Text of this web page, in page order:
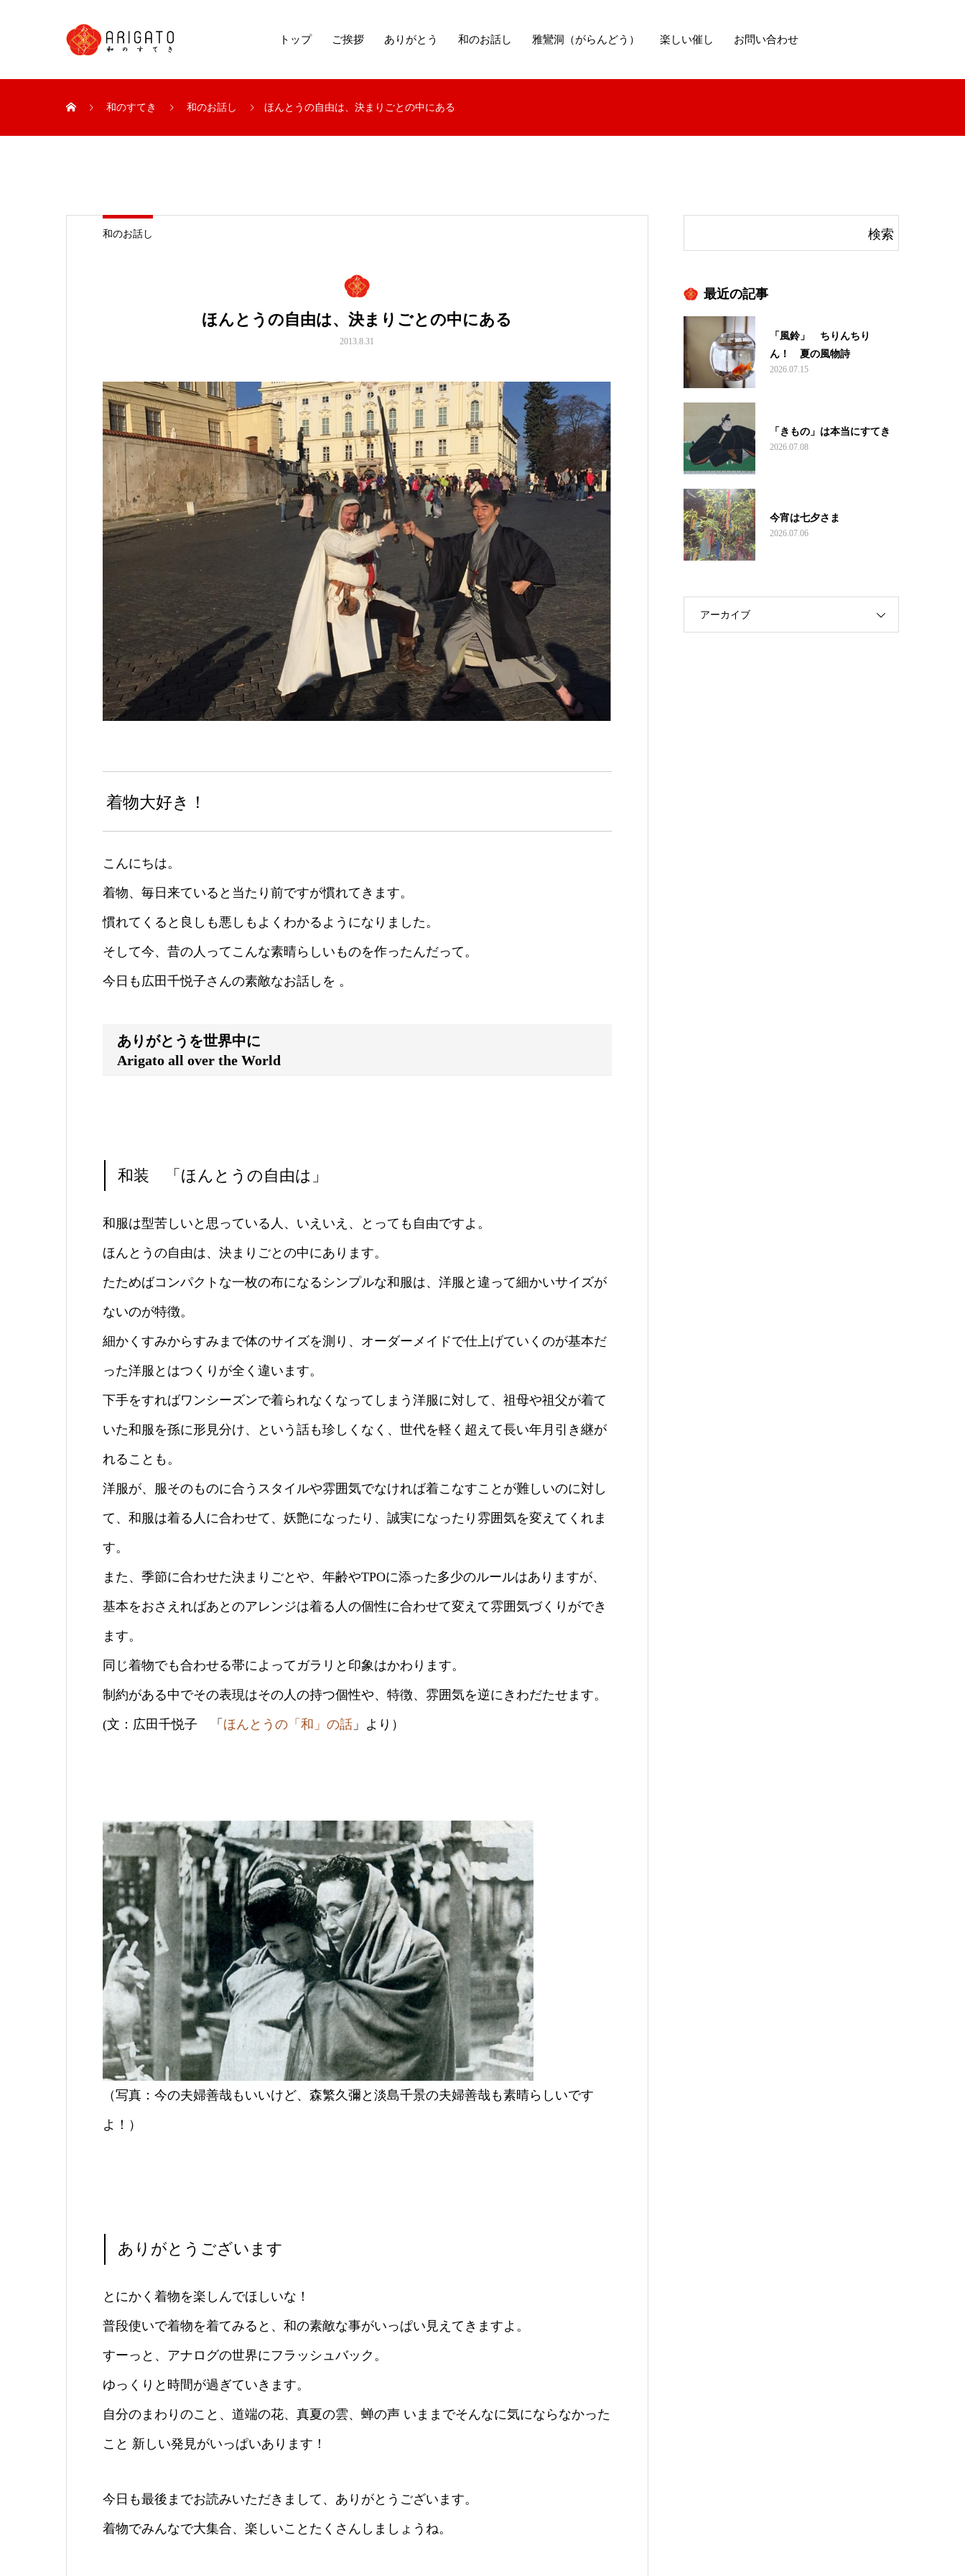
トップ ご挨拶 ありがとう 和のお話し 雅鸞洞（がらんどう） 楽しい催し お問い合わせ
和のすてき 和のお話し ほんとうの自由は、決まりごとの中にある
和のお話し
ほんとうの自由は、決まりごとの中にある
2013.8.31
着物大好き！
こんにちは。
着物、毎日来ていると当たり前ですが慣れてきます。
慣れてくると良しも悪しもよくわかるようになりました。
そして今、昔の人ってこんな素晴らしいものを作ったんだって。
今日も広田千悦子さんの素敵なお話しを 。
ありがとうを世界中に
Arigato all over the World
和装 「ほんとうの自由は」
和服は型苦しいと思っている人、いえいえ、とっても自由ですよ。
ほんとうの自由は、決まりごとの中にあります。
たためばコンパクトな一枚の布になるシンプルな和服は、洋服と違って細かいサイズが
ないのが特徴。
細かくすみからすみまで体のサイズを測り、オーダーメイドで仕上げていくのが基本だ
った洋服とはつくりが全く違います。
下手をすればワンシーズンで着られなくなってしまう洋服に対して、祖母や祖父が着て
いた和服を孫に形見分け、という話も珍しくなく、世代を軽く超えて長い年月引き継が
れることも。
洋服が、服そのものに合うスタイルや雰囲気でなければ着こなすことが難しいのに対し
て、和服は着る人に合わせて、妖艶になったり、誠実になったり雰囲気を変えてくれま
す。
また、季節に合わせた決まりごとや、年齢やTPOに添った多少のルールはありますが、
基本をおさえればあとのアレンジは着る人の個性に合わせて変えて雰囲気づくりができ
ます。
同じ着物でも合わせる帯によってガラリと印象はかわります。
制約がある中でその表現はその人の持つ個性や、特徴、雰囲気を逆にきわだたせます。
(文：広田千悦子 「 ほんとうの「和」の話 」より）
（写真：今の夫婦善哉もいいけど、森繁久彌と淡島千景の夫婦善哉も素晴らしいです
よ！）
ありがとうございます
とにかく着物を楽しんでほしいな！
普段使いで着物を着てみると、和の素敵な事がいっぱい見えてきますよ。
すーっと、アナログの世界にフラッシュバック。
ゆっくりと時間が過ぎていきます。
自分のまわりのこと、道端の花、真夏の雲、蝉の声 いままでそんなに気にならなかった
こと 新しい発見がいっぱいあります！
今日も最後までお読みいただきまして、ありがとうございます。
着物でみんなで大集合、楽しいことたくさんしましょうね。
最近の記事
「風鈴」 ちりんちり
ん！ 夏の風物詩
2026.07.15
「きもの」は本当にすてき
2026.07.08
今宵は七夕さま
2026.07.06
アーカイブ